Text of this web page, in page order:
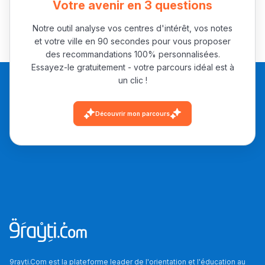
Votre avenir en 3 questions
Notre outil analyse vos centres d'intérêt, vos notes
et votre ville en 90 secondes pour vous proposer
des recommandations 100% personnalisées.
Essayez-le gratuitement - votre parcours idéal est à
un clic !
Découvrir mon parcours
9rayti.Com est la plateforme leader de l'orientation et l'éducation au